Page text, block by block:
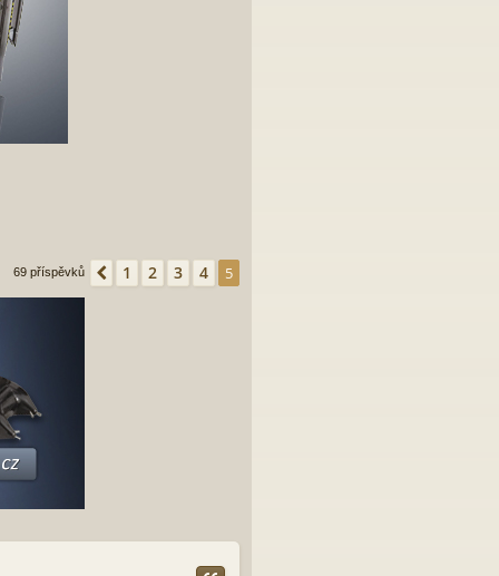
69 příspěvků Předchozí
1 2 3 4 5